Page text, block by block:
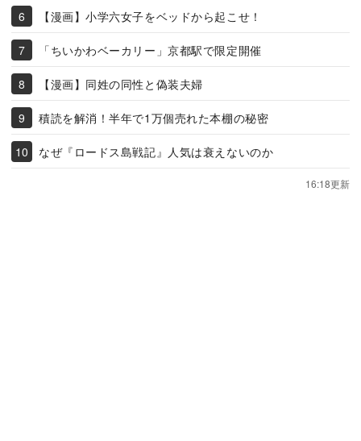
【漫画】小学六女子をベッドから起こせ！
「ちいかわベーカリー」京都駅で限定開催
【漫画】同姓の同性と偽装夫婦
積読を解消！半年で1万個売れた本棚の秘密
なぜ『ロードス島戦記』人気は衰えないのか
16:18更新